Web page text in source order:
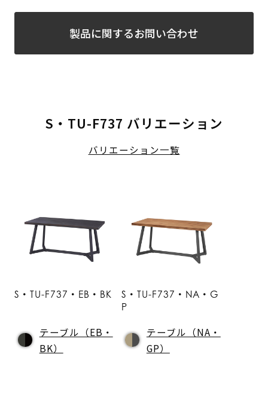
製品に関するお問い合わせ
S・TU-F737 バリエーション
バリエーション一覧
S・TU-F737・EB・BK
テーブル（EB・
BK）
S・TU-F737・NA・G
P
テーブル（NA・
GP）